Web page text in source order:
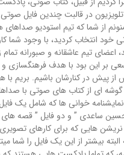
تلویزیون در قالبت چندین فایل
از شما که تیم استودیو
انتخاب کردید، با وجود شما
اعضای تیم عاشقانه و صبورانه
بر این بود با هدف
از پیش در کنارشان باشیم. بریم با
خوانی ها که شامل یک
ساعدی ” و دو فایل ” قصه
هایی که برای کارهای
بیشتر از این یک فایل را شما